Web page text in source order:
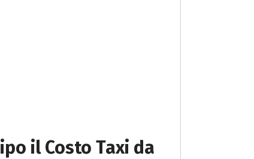
il Costo Taxi da